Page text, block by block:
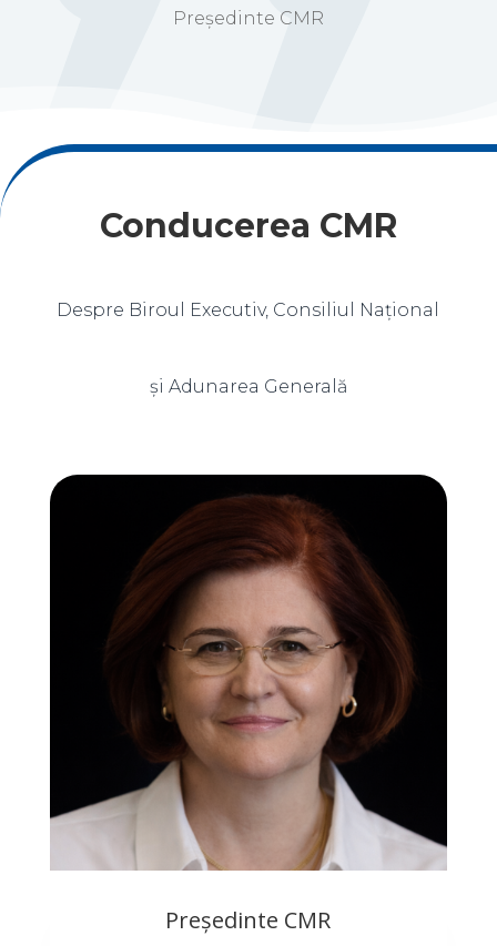
Președinte CMR
Conducerea CMR
Despre Biroul Executiv, Consiliul Național
și Adunarea Generală
Președinte CMR